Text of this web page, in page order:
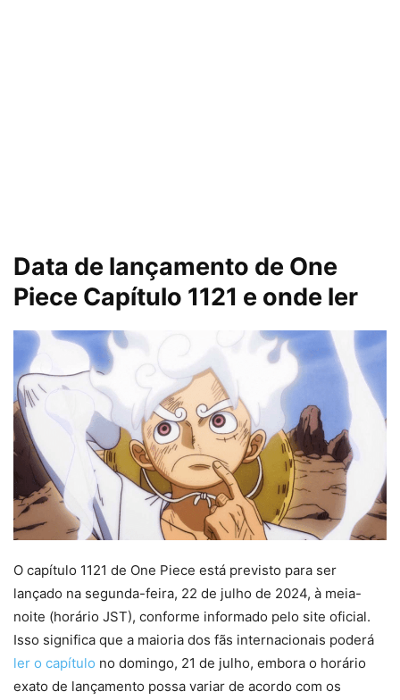
Data de lançamento de One
Piece Capítulo 1121 e onde ler
O capítulo 1121 de One Piece está previsto para ser
lançado na segunda-feira, 22 de julho de 2024, à meia-
noite (horário JST), conforme informado pelo site oficial.
Isso significa que a maioria dos fãs internacionais poderá
ler o capítulo no domingo, 21 de julho, embora o horário
exato de lançamento possa variar de acordo com os